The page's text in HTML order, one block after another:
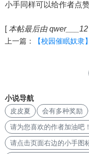
小手同样可以给作者点赞
[本帖最后由
上一篇：
【校园催眠奴隶】
小说导航
皮皮夏 会有多种奖励
请为您喜欢的作者加
请点击页面右边的小